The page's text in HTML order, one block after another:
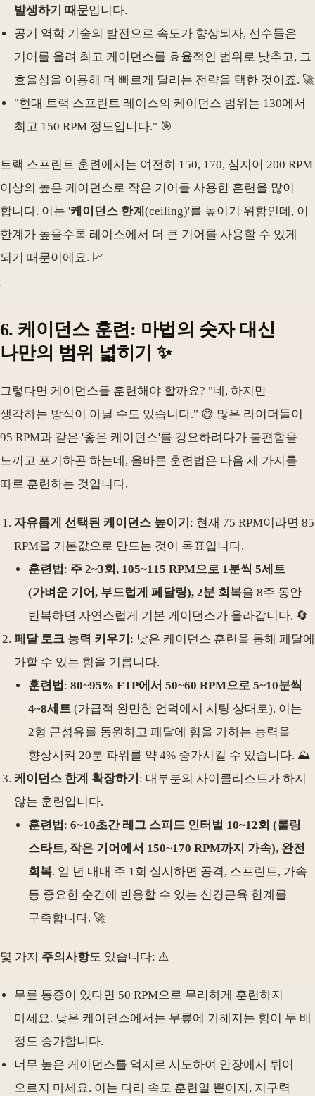
발생하기 때문입니다.
공기 역학 기술의 발전으로 속도가 향상되자, 선수들은
기어를 올려 최고 케이던스를 효율적인 범위로 낮추고, 그
효율성을 이용해 더 빠르게 달리는 전략을 택한 것이죠. 🚀
"현대 트랙 스프린트 레이스의 케이던스 범위는 130에서
최고 150 RPM 정도입니다." 🎯
트랙 스프린트 훈련에서는 여전히 150, 170, 심지어 200 RPM
이상의 높은 케이던스로 작은 기어를 사용한 훈련을 많이
합니다. 이는 '케이던스 한계 (ceiling)'를 높이기 위함인데, 이
한계가 높을수록 레이스에서 더 큰 기어를 사용할 수 있게
되기 때문이에요. 📈
6. 케이던스 훈련: 마법의 숫자 대신
나만의 범위 넓히기 ✨
그렇다면 케이던스를 훈련해야 할까요? "네, 하지만
생각하는 방식이 아닐 수도 있습니다." 😅 많은 라이더들이
95 RPM과 같은 '좋은 케이던스'를 강요하려다가 불편함을
느끼고 포기하곤 하는데, 올바른 훈련법은 다음 세 가지를
따로 훈련하는 것입니다.
자유롭게 선택된 케이던스 높이기 : 현재 75 RPM이라면 85
RPM을 기본값으로 만드는 것이 목표입니다.
훈련법 : 주 2~3회, 105~115 RPM으로 1분씩 5세트
(가벼운 기어, 부드럽게 페달링), 2분 회복을 8주 동안
반복하면 자연스럽게 기본 케이던스가 올라갑니다. 🔄
페달 토크 능력 키우기 : 낮은 케이던스 훈련을 통해 페달에
가할 수 있는 힘을 기릅니다.
훈련법 : 80~95% FTP에서 50~60 RPM으로 5~10분씩
4~8세트 (가급적 완만한 언덕에서 시팅 상태로). 이는
2형 근섬유를 동원하고 페달에 힘을 가하는 능력을
향상시켜 20분 파워를 약 4% 증가시킬 수 있습니다. ⛰️
케이던스 한계 확장하기 : 대부분의 사이클리스트가 하지
않는 훈련입니다.
훈련법 : 6~10초간 레그 스피드 인터벌 10~12회 (롤링
스타트, 작은 기어에서 150~170 RPM까지 가속), 완전
회복. 일 년 내내 주 1회 실시하면 공격, 스프린트, 가속
등 중요한 순간에 반응할 수 있는 신경근육 한계를
구축합니다. 🚀
몇 가지 주의사항도 있습니다: ⚠️
무릎 통증이 있다면 50 RPM으로 무리하게 훈련하지
마세요. 낮은 케이던스에서는 무릎에 가해지는 힘이 두 배
정도 증가합니다.
너무 높은 케이던스를 억지로 시도하여 안장에서 튀어
오르지 마세요. 이는 다리 속도 훈련일 뿐이지, 지구력